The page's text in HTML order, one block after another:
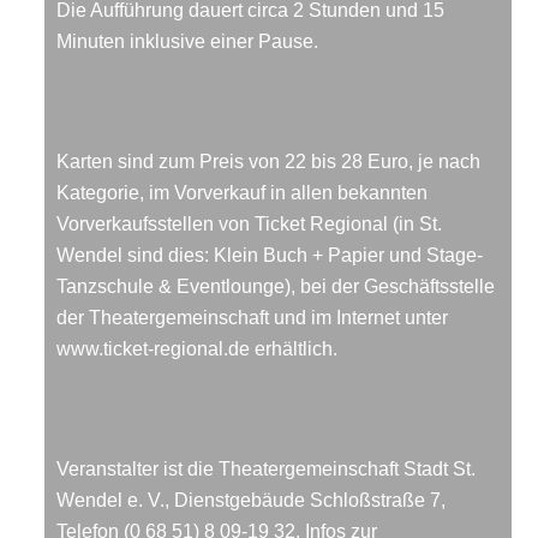
Die Aufführung dauert circa 2 Stunden und 15
Minuten inklusive einer Pause.
Karten sind zum Preis von 22 bis 28 Euro, je nach
Kategorie, im Vorverkauf in allen bekannten
Vorverkaufsstellen von Ticket Regional (in St.
Wendel sind dies: Klein Buch + Papier und Stage-
Tanzschule & Eventlounge), bei der Geschäftsstelle
der Theatergemeinschaft und im Internet unter
www.ticket-regional.de erhältlich.
Veranstalter ist die Theatergemeinschaft Stadt St.
Wendel e. V., Dienstgebäude Schloßstraße 7,
Telefon (0 68 51) 8 09-19 32. Infos zur